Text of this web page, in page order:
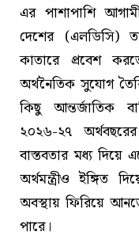
এর পাশাপাশি
দেশের (এলডিসি)
কাতারে প্রবেশ
অর্থনৈতিক সুযোগ
কিছু আন্তর্জাতিক
২০২৬-২৭
বাস্তবতার মধ্য দিয়ে
অর্থমন্ত্রীও ইঙ্গিত
অবস্থায় ফিরিয়ে
পারে।